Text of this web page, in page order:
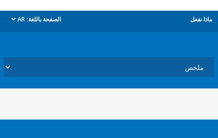
الصفحة باللغة: AR
dropdown